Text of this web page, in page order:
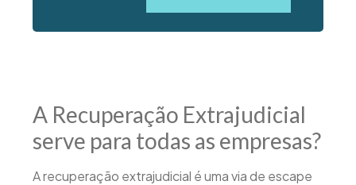
A Recuperação Extrajudicial
serve para todas as empresas?
A recuperação extrajudicial é uma via de escape